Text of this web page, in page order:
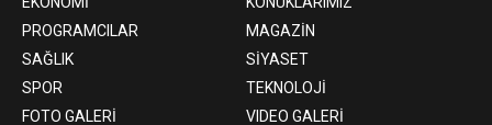
PROGRAMCILAR
MAGAZİN
SAĞLIK
SİYASET
SPOR
TEKNOLOJİ
FOTO GALERİ
VIDEO GALERİ